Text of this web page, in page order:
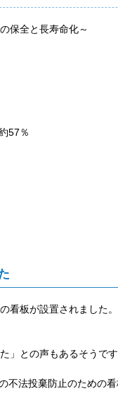
保全と長寿命化～
57％
看板が設置されました
」との声もあるそうです